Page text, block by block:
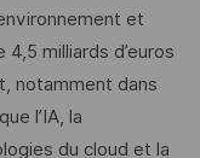
et
milliards d’euros
notamment dans
l’IA, la
du cloud et la